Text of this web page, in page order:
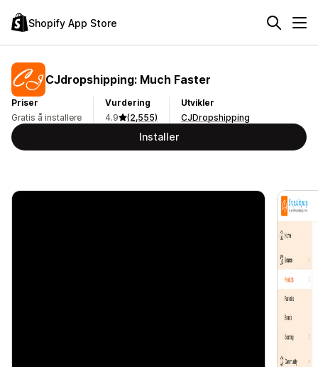
Shopify App Store
CJdropshipping: Much Faster
Priser
Gratis å installere
Vurdering
4.9
(2,555)
Utvikler
CJDropshipping
Installer